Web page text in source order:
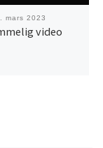
mars 2023
video